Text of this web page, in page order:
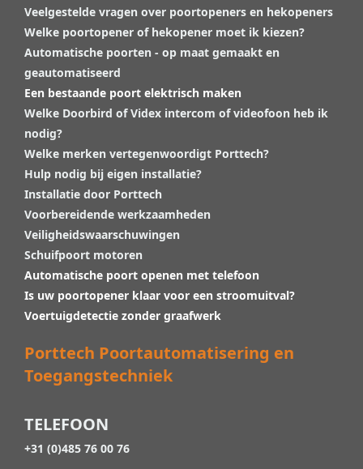
Veelgestelde vragen over poortopeners en hekopeners
Welke poortopener of hekopener moet ik kiezen?
Automatische poorten - op maat gemaakt en
geautomatiseerd
Een bestaande poort elektrisch maken
Welke Doorbird of Videx intercom of videofoon heb ik
nodig?
Welke merken vertegenwoordigt Porttech?
Hulp nodig bij eigen installatie?
Installatie door Porttech
Voorbereidende werkzaamheden
Veiligheidswaarschuwingen
Schuifpoort motoren
Automatische poort openen met telefoon
Is uw poortopener klaar voor een stroomuitval?
Voertuigdetectie zonder graafwerk
Porttech Poortautomatisering en
Toegangstechniek
TELEFOON
+31 (0)485 76 00 76